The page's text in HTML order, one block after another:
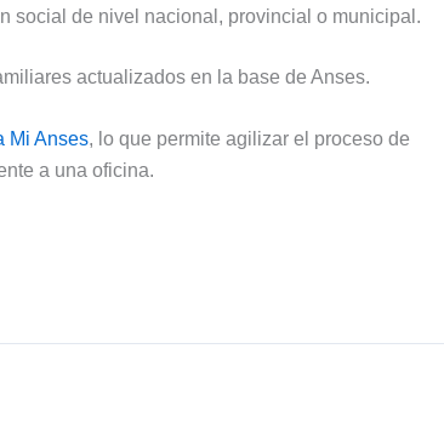
social de nivel nacional, provincial o municipal.
actualizados en la base de Anses.
Mi Anses, lo que permite agilizar el proceso de
a una oficina.